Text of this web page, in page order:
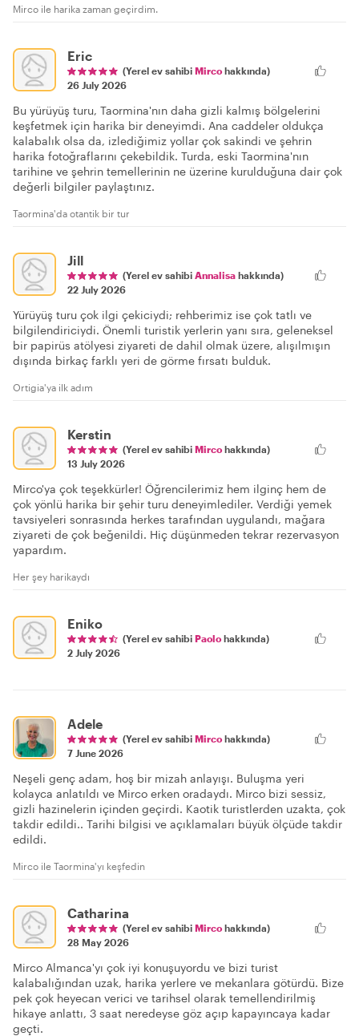
Mirco ile harika zaman geçirdim.
Eric
(Yerel ev sahibi Mirco hakkında)
26 July 2026
Bu yürüyüş turu, Taormina'nın daha gizli kalmış bölgelerini
keşfetmek için harika bir deneyimdi. Ana caddeler oldukça
kalabalık olsa da, izlediğimiz yollar çok sakindi ve şehrin
harika fotoğraflarını çekebildik. Turda, eski Taormina'nın
tarihine ve şehrin temellerinin ne üzerine kurulduğuna dair çok
değerli bilgiler paylaştınız.
Taormina'da otantik bir tur
Jill
(Yerel ev sahibi Annalisa hakkında)
22 July 2026
Yürüyüş turu çok ilgi çekiciydi; rehberimiz ise çok tatlı ve
bilgilendiriciydi. Önemli turistik yerlerin yanı sıra, geleneksel
bir papirüs atölyesi ziyareti de dahil olmak üzere, alışılmışın
dışında birkaç farklı yeri de görme fırsatı bulduk.
Ortigia'ya ilk adım
Kerstin
(Yerel ev sahibi Mirco hakkında)
13 July 2026
Mirco'ya çok teşekkürler! Öğrencilerimiz hem ilginç hem de
çok yönlü harika bir şehir turu deneyimlediler. Verdiği yemek
tavsiyeleri sonrasında herkes tarafından uygulandı, mağara
ziyareti de çok beğenildi. Hiç düşünmeden tekrar rezervasyon
yapardım.
Her şey harikaydı
Eniko
(Yerel ev sahibi Paolo hakkında)
2 July 2026
Adele
(Yerel ev sahibi Mirco hakkında)
7 June 2026
Neşeli genç adam, hoş bir mizah anlayışı. Buluşma yeri
kolayca anlatıldı ve Mirco erken oradaydı. Mirco bizi sessiz,
gizli hazinelerin içinden geçirdi. Kaotik turistlerden uzakta, çok
takdir edildi.. Tarihi bilgisi ve açıklamaları büyük ölçüde takdir
edildi.
Mirco ile Taormina'yı keşfedin
Catharina
(Yerel ev sahibi Mirco hakkında)
28 May 2026
Mirco Almanca'yı çok iyi konuşuyordu ve bizi turist
kalabalığından uzak, harika yerlere ve mekanlara götürdü. Bize
pek çok heyecan verici ve tarihsel olarak temellendirilmiş
hikaye anlattı, 3 saat neredeyse göz açıp kapayıncaya kadar
geçti.